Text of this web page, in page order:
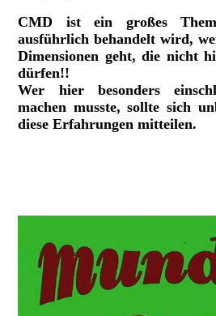
CMD ist ein großes
ausführlich behandelt wird,
Dimensionen geht, die nicht
dürfen!!
Wer hier besonders
machen musste, sollte sich
diese Erfahrungen mitteilen.